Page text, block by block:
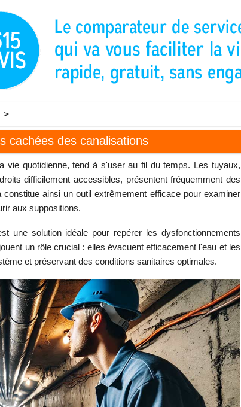
>
cachées des canalisations
vie quotidienne, tend à s'user au fil du temps. Les tuyaux,
difficilement accessibles, présentent fréquemment des
ainsi un outil extrêmement efficace pour examiner
aux suppositions.
une solution idéale pour repérer les dysfonctionnements
un rôle crucial : elles évacuent efficacement l'eau et les
et préservant des conditions sanitaires optimales.